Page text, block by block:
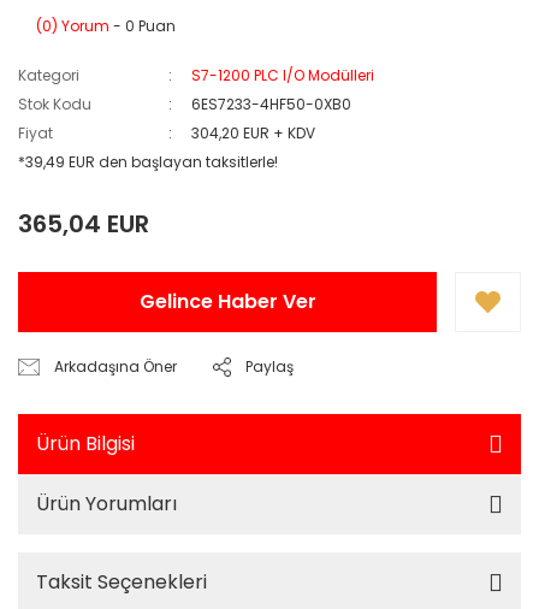
(0) Yorum - 0 Puan
Kategori
S7-1200 PLC I/O Modülleri
Stok Kodu
6ES7233-4HF50-0XB0
Fiyat
304,20 EUR + KDV
*39,49 EUR den başlayan taksitlerle!
365,04 EUR
Gelince Haber Ver
Arkadaşına Öner Paylaş
Ürün Bilgisi
Ürün Yorumları
Taksit Seçenekleri